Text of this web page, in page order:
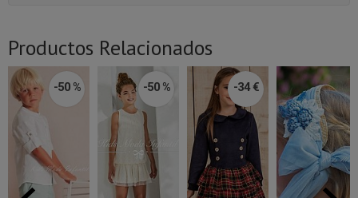
Productos Relacionados
-50 % -50 % -34 €